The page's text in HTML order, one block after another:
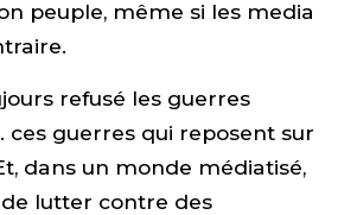
peuple, même si les media
refusé les guerres
ces guerres qui reposent sur
dans un monde médiatisé,
lutter contre des